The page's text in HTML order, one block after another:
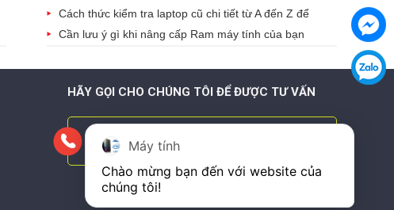
Cách thức kiểm tra laptop cũ chi tiết từ A đến Z để
tránh mua bị hớ
Cần lưu ý gì khi nâng cấp Ram máy tính của bạn
HÃY GỌI CHO CHÚNG TÔI ĐỂ ĐƯỢC TƯ VẤN
097.185.1111 - 0921.22.3333
Máy tính
Chào mừng bạn đến với website của
chúng tôi!